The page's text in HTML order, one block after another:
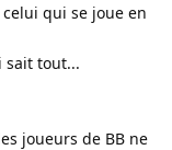
qui se joue en
sait tout...
joueurs de BB ne